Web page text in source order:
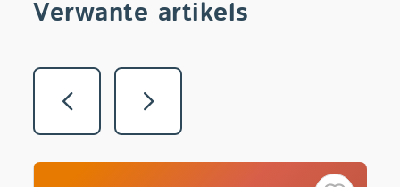
Verwante artikels
Vorige Volgende